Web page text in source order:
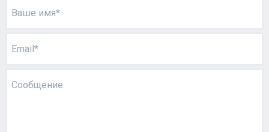
Ваше имя*
Email*
Сообщение